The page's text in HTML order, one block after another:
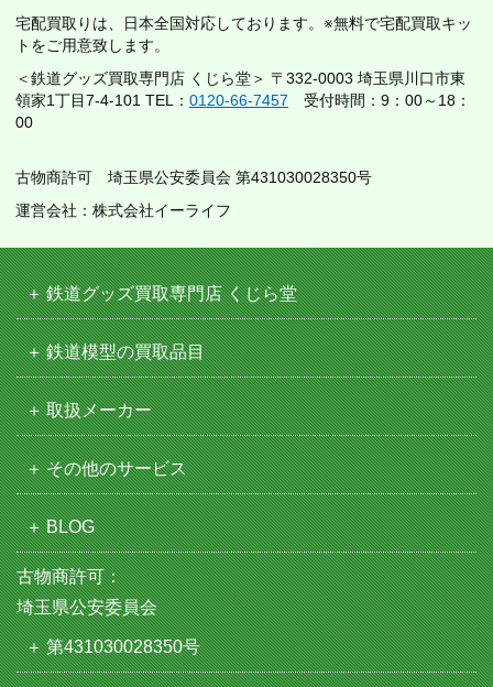
宅配買取りは、日本全国対応しております。※無料で宅配買取キッ
トをご用意致します。
＜鉄道グッズ買取専門店 くじら堂＞ 〒332-0003 埼玉県川口市東
領家1丁目7-4-101 TEL： 0120-66-7457 受付時間：9：00～18：
00
古物商許可 埼玉県公安委員会 第431030028350号
運営会社：株式会社イーライフ
鉄道グッズ買取専門店 くじら堂
鉄道模型の買取品目
取扱メーカー
その他のサービス
BLOG
古物商許可：
埼玉県公安委員会
第431030028350号